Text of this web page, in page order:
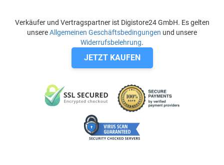
Verkäufer und Vertragspartner ist Digistore24 GmbH. Es gelten
unsereAllgemeinen Geschäftsbedingungen und unsere
Widerrufsbelehrung.
JETZT KAUFEN